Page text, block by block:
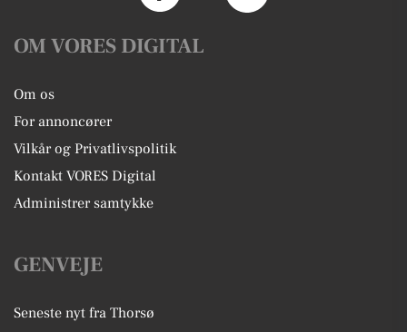
OM VORES DIGITAL
Om os
For annoncører
Vilkår og Privatlivspolitik
Kontakt VORES Digital
Administrer samtykke
GENVEJE
Seneste nyt fra Thorsø